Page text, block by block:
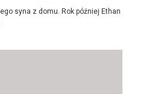
syna z domu. Rok później Ethan